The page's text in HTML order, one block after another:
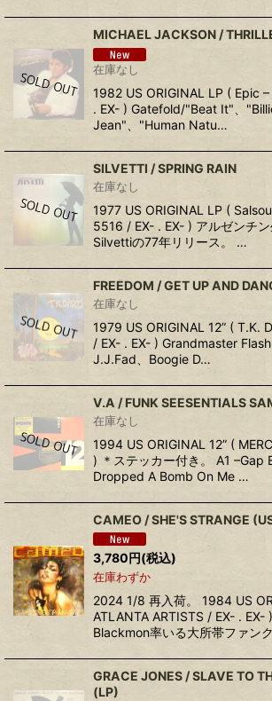
MICHAEL JACKSON ‎/
在庫なし
1982 US ORIGINAL LP ( Epic
. EX- ) Gatefold/"Beat It"、
Jean"、"Human Natu…
SILVETTI / SPRING RAIN
在庫なし
1977 US ORIGINAL LP (
5516 / EX- . EX- ) アルゼンチ
Silvettiの77年リリース。 …
FREEDOM / GET UP AND
在庫なし
1979 US ORIGINAL 12” ( T.K.
/ EX- . EX- ) Grandmaster Flash
J.J.Fad、Boogie D…
V.A / FUNK SEESENTIALS
在庫なし
1994 US ORIGINAL 12” (
) ＊ステッカー付き。 A1 –Gap
Dropped A Bomb On Me …
CAMEO / SHE'S STRANGE
3,780 円(税込)
在庫わずか
2024 1/8 再入荷。 1984 US
ATLANTA ARTISTS / EX- . EX-
Blackmon率いる大所帯ファン
GRACE JONES / SLAVE TO
(LP)